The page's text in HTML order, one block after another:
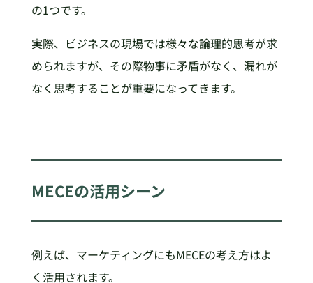
の1つです。
実際、ビジネスの現場では様々な論理的思考が求
められますが、その際物事に矛盾がなく、漏れが
なく思考することが重要になってきます。
MECEの活用シーン
例えば、マーケティングにもMECEの考え方はよ
く活用されます。